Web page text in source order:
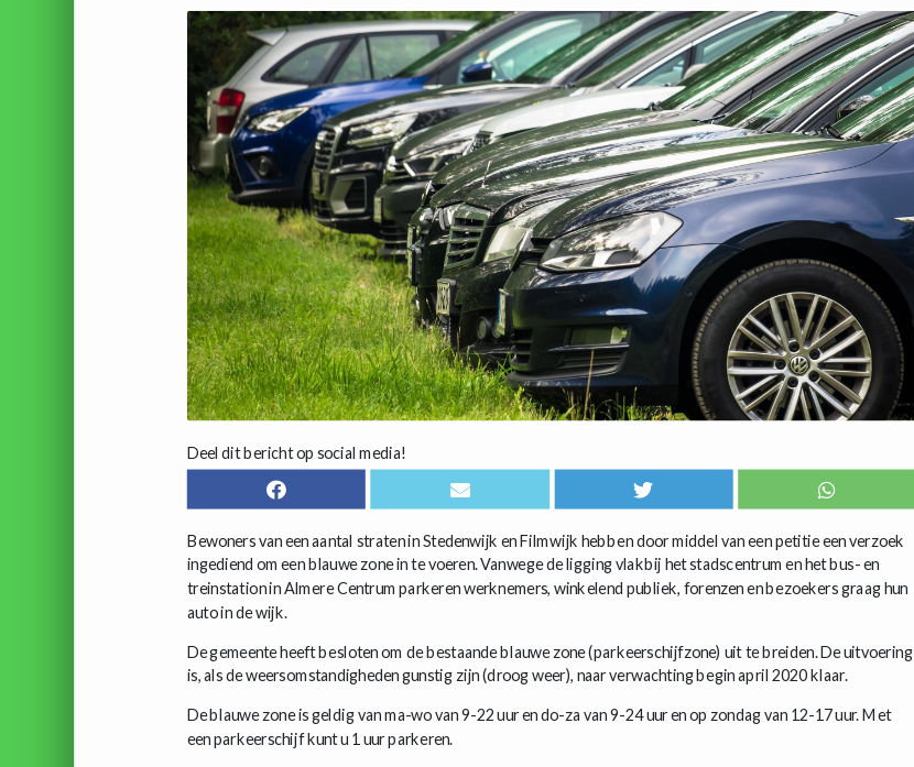
Deel dit bericht op social media!
Bewoners van een aantal straten in Stedenwijk en Filmwijk hebben door middel van een petitie een verzoek
ingediend om een blauwe zone in te voeren. Vanwege de ligging vlakbij het stadscentrum en het bus- en
treinstation in Almere Centrum parkeren werknemers, winkelend publiek, forenzen en bezoekers graag hun
auto in de wijk.
De gemeente heeft besloten om de bestaande blauwe zone (parkeerschijfzone) uit te breiden. De uitvoering
is, als de weersomstandigheden gunstig zijn (droog weer), naar verwachting begin april 2020 klaar.
De blauwe zone is geldig van ma-wo van 9-22 uur en do-za van 9-24 uur en op zondag van 12-17 uur. Met
een parkeerschijf kunt u 1 uur parkeren.